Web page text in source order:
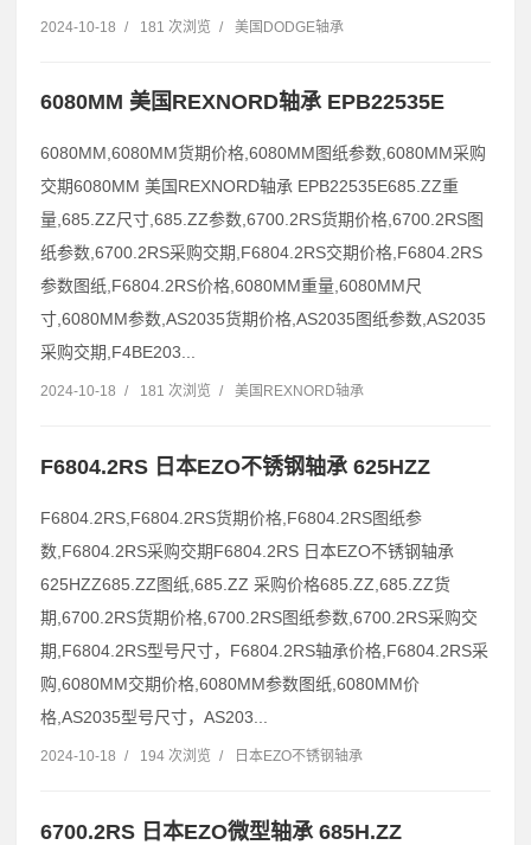
2024-10-18 / 181 次浏览 / 美国DODGE轴承
6080MM 美国REXNORD轴承 EPB22535E
6080MM,6080MM货期价格,6080MM图纸参数,6080MM采购
交期6080MM 美国REXNORD轴承 EPB22535E685.ZZ重
量,685.ZZ尺寸,685.ZZ参数,6700.2RS货期价格,6700.2RS图
纸参数,6700.2RS采购交期,F6804.2RS交期价格,F6804.2RS
参数图纸,F6804.2RS价格,6080MM重量,6080MM尺
寸,6080MM参数,AS2035货期价格,AS2035图纸参数,AS2035
采购交期,F4BE203...
2024-10-18 / 181 次浏览 / 美国REXNORD轴承
F6804.2RS 日本EZO不锈钢轴承 625HZZ
F6804.2RS,F6804.2RS货期价格,F6804.2RS图纸参
数,F6804.2RS采购交期F6804.2RS 日本EZO不锈钢轴承
625HZZ685.ZZ图纸,685.ZZ 采购价格685.ZZ,685.ZZ货
期,6700.2RS货期价格,6700.2RS图纸参数,6700.2RS采购交
期,F6804.2RS型号尺寸，F6804.2RS轴承价格,F6804.2RS采
购,6080MM交期价格,6080MM参数图纸,6080MM价
格,AS2035型号尺寸，AS203...
2024-10-18 / 194 次浏览 / 日本EZO不锈钢轴承
6700.2RS 日本EZO微型轴承 685H.ZZ